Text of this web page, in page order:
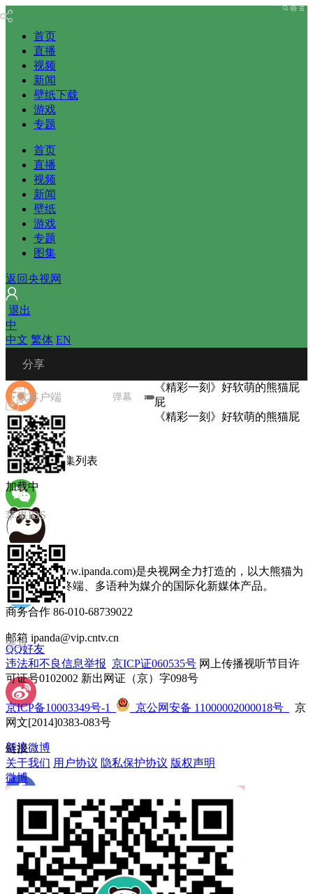
首页
直播
视频
新闻
壁纸下载
游戏
专题
首页
直播
视频
新闻
壁纸
游戏
专题
图集
返回央视网
退出
中
中文 繁体 EN
分享
微信朋友圈
微信朋友
QQ好友
新浪微博
Facebook
下载客户端
苹果IOS
安卓
弹幕
《精彩一刻》好软萌的熊猫屁
屁
《精彩一刻》好软萌的熊猫屁
屁
播放列表
图文选集 选集列表
加载中
熊猫频道(www.ipanda.com)是央视网全力打造的，以大熊猫为
主题，以多终端、多语种为媒介的国际化新媒体产品。
商务合作 86-010-68739022
邮箱 ipanda@vip.cntv.cn
违法和不良信息举报 京ICP证060535号 网上传播视听节目许
可证号0102002 新出网证（京）字098号
京ICP备10003349号-1 京公网安备 11000002000018号
京
网文[2014]0383-083号
链接
关于我们 用户协议 隐私保护协议 版权声明
微博